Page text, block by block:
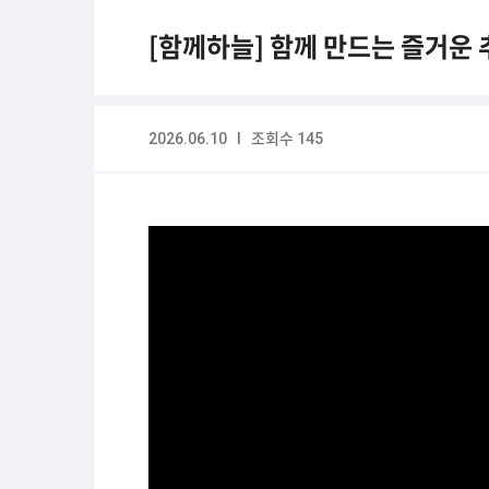
[함께하늘] 함께 만드는 즐거운
2026.06.10 I 조회수 145